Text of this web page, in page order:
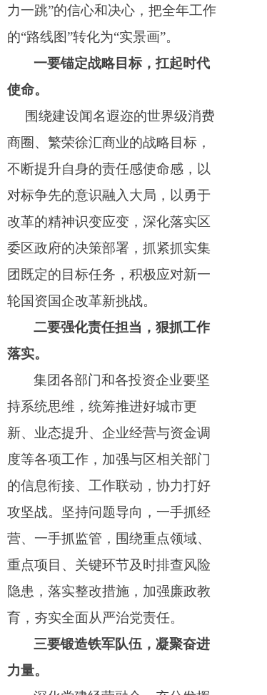
力一跳”的信心和决心，把全年工作
的“路线图”转化为“实景画”。
一要锚定战略目标，扛起时代
使命。
围绕建设闻名遐迩的世界级消费
商圈、繁荣徐汇商业的战略目标，
不断提升自身的责任感使命感，以
对标争先的意识融入大局，以勇于
改革的精神识变应变，深化落实区
委区政府的决策部署，抓紧抓实集
团既定的目标任务，积极应对新一
轮国资国企改革新挑战。
二要强化责任担当，狠抓工作
落实。
集团各部门和各投资企业要坚
持系统思维，统筹推进好城市更
新、业态提升、企业经营与资金调
度等各项工作，加强与区相关部门
的信息衔接、工作联动，协力打好
攻坚战。坚持问题导向，一手抓经
营、一手抓监管，围绕重点领域、
重点项目、关键环节及时排查风险
隐患，落实整改措施，加强廉政教
育，夯实全面从严治党责任。
三要锻造铁军队伍，凝聚奋进
力量。